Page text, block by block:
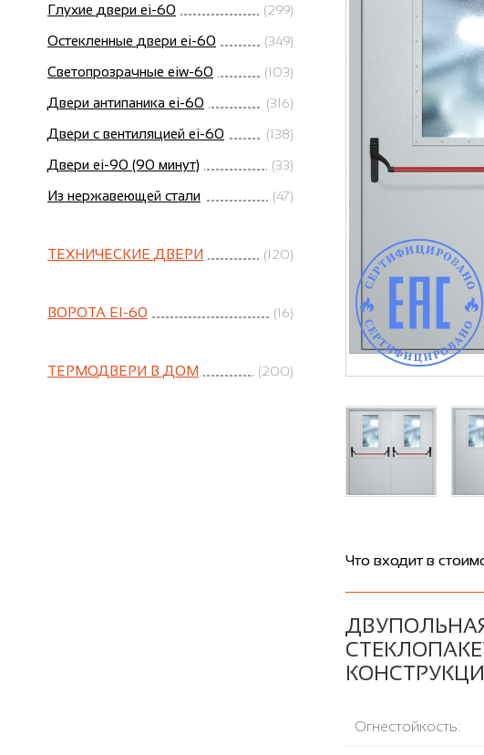
Глухие двери ei-60 (299)
Остекленные двери ei-60 (349)
Светопрозрачные eiw-60 (103)
Двери антипаника ei-60 (316)
Двери с вентиляцией ei-60 (138)
Двери ei-90 (90 минут) (33)
Из нержавеющей стали (47)
ТЕХНИЧЕСКИЕ ДВЕРИ (120)
ВОРОТА EI-60 (16)
ТЕРМОДВЕРИ В ДОМ (200)
Что входит в
Огнестойкость: